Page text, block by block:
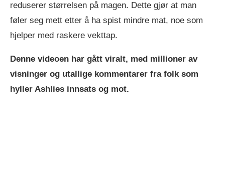
reduserer størrelsen på magen. Dette gjør at man
føler seg mett etter å ha spist mindre mat, noe som
hjelper med raskere vekttap.
Denne videoen har gått viralt, med millioner av
visninger og utallige kommentarer fra folk som
hyller Ashlies innsats og mot.